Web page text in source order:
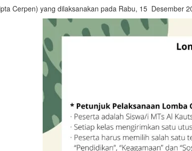
Cerpen) yang dilaksanakan pada Rabu, 15 Desember